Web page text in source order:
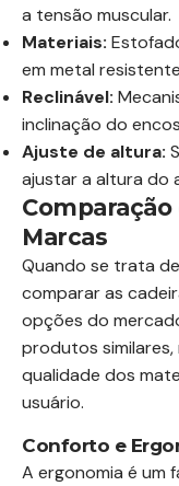
a tensão muscular.
Materiais:
em metal
Reclinável:
inclinação do
Ajuste de altura:
ajustar a altura do
Marcas
Quando se trata
comparar as
opções do
produtos similares,
qualidade dos
usuário.
Conforto e
A ergonomia é um